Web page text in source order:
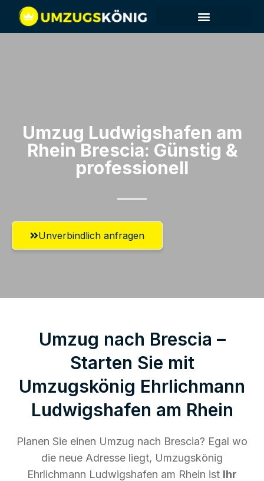
Umzug Ludwigshafen am
Rhein​ Brescia: Günstig &
professionell​
Unverbindlich anfragen
Umzug nach Brescia –
Starten Sie mit
Umzugskönig Ehrlichmann
Ludwigshafen am Rhein
Planen Sie einen Umzug nach Brescia? Egal wo
die neue Adresse liegt, Umzugskönig
Ehrlichmann Ludwigshafen am Rhein ist Ihr